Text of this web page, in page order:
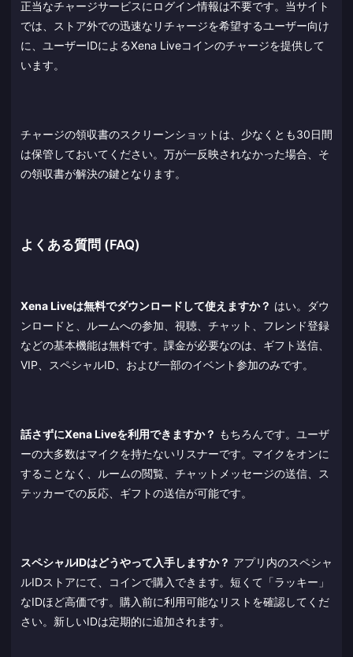
正当なチャージサービスにログイン情報は不要です。当サイト
では、ストア外での迅速なリチャージを希望するユーザー向け
に、ユーザーIDによるXena Liveコインのチャージを提供して
います。
チャージの領収書のスクリーンショットは、少なくとも30日間
は保管しておいてください。万が一反映されなかった場合、そ
の領収書が解決の鍵となります。
よくある質問 (FAQ)
Xena Liveは無料でダウンロードして使えますか？ はい。ダウ
ンロードと、ルームへの参加、視聴、チャット、フレンド登録
などの基本機能は無料です。課金が必要なのは、ギフト送信、
VIP、スペシャルID、および一部のイベント参加のみです。
話さずにXena Liveを利用できますか？ もちろんです。ユーザ
ーの大多数はマイクを持たないリスナーです。マイクをオンに
することなく、ルームの閲覧、チャットメッセージの送信、ス
テッカーでの反応、ギフトの送信が可能です。
スペシャルIDはどうやって入手しますか？ アプリ内のスペシャ
ルIDストアにて、コインで購入できます。短くて「ラッキー」
なIDほど高価です。購入前に利用可能なリストを確認してくだ
さい。新しいIDは定期的に追加されます。